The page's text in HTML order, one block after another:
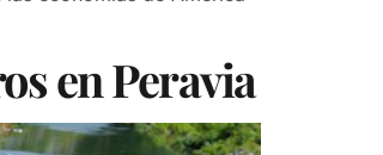
en Peravia